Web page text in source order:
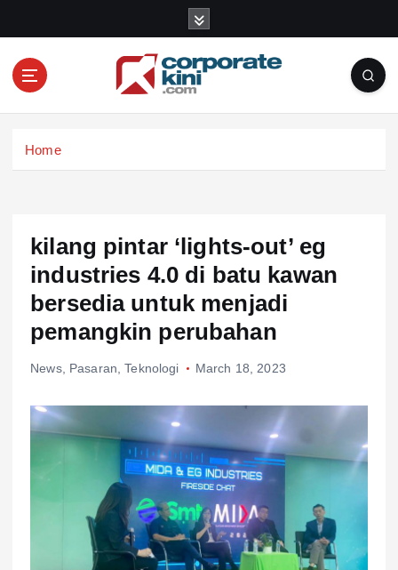
o
Home
kilang pintar ‘lights-out’ eg
industries 4.0 di batu kawan
bersedia untuk menjadi
pemangkin perubahan
News, Pasaran ,Teknologi March 18, 2023